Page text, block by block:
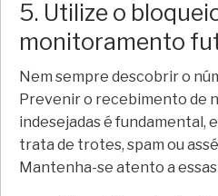
5. Utilize o
monitoramento
Nem sempre descobrir o
Prevenir o recebimento de
indesejadas é fundamental,
trata de trotes, spam ou
Mantenha-se atento a essas